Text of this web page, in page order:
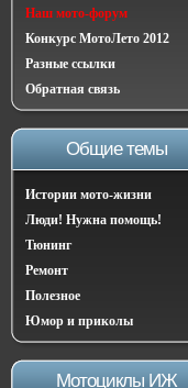
Наш мото-форум
Конкурс МотоЛето 2012
Разные ссылки
Обратная связь
Общие темы
Истории мото-жизни
Люди! Нужна помощь!
Тюнинг
Ремонт
Полезное
Юмор и приколы
Мотоциклы ИЖ